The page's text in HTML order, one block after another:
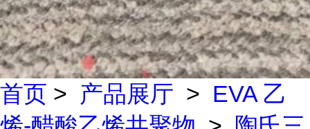
首页 > 产品展厅 > EVA 乙